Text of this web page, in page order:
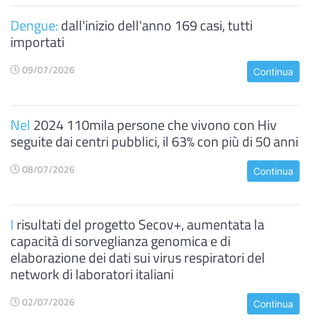
Dengue:dall'inizio dell'anno 169 casi, tutti
importati
09/07/2026 Continua
Nel 2024 110mila persone che vivono con Hiv
seguite dai centri pubblici, il 63% con più di 50 anni
08/07/2026 Continua
Irisultati del progetto Secov+, aumentata la
capacità di sorveglianza genomica e di
elaborazione dei dati sui virus respiratori del
network di laboratori italiani
02/07/2026 Continua